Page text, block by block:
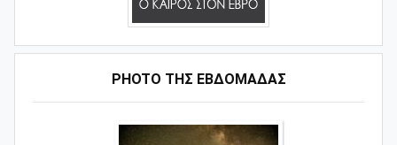
PHOTO ΤΗΣ ΕΒΔΟΜΑΔΑΣ